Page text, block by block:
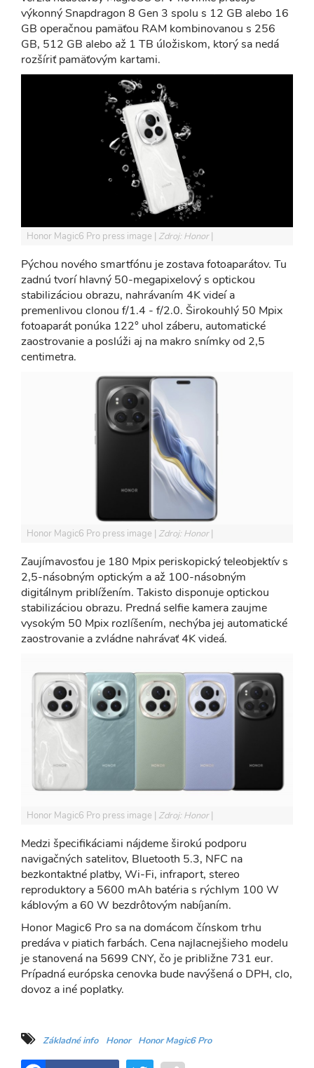
výkonný Snapdragon 8 Gen 3 spolu s 12 GB alebo 16
GB operačnou pamäťou RAM kombinovanou s 256
GB, 512 GB alebo až 1 TB úložiskom, ktorý sa nedá
rozšíriť pamäťovým kartami.
Honor Magic6 Pro press image Zdroj: Honor
Pýchou nového smartfónu je zostava fotoaparátov. Tu
zadnú tvorí hlavný 50-megapixelový s optickou
stabilizáciou obrazu, nahrávaním 4K videí a
premenlivou clonou f/1.4 - f/2.0. Širokouhlý 50 Mpix
fotoaparát ponúka 122° uhol záberu, automatické
zaostrovanie a poslúži aj na makro snímky od 2,5
centimetra.
Honor Magic6 Pro press image Zdroj: Honor
Zaujímavosťou je 180 Mpix periskopický teleobjektív s
2,5-násobným optickým a až 100-násobným
digitálnym priblížením. Takisto disponuje optickou
stabilizáciou obrazu. Predná selfie kamera zaujme
vysokým 50 Mpix rozlíšením, nechýba jej automatické
zaostrovanie a zvládne nahrávať 4K videá.
Honor Magic6 Pro press image Zdroj: Honor
Medzi špecifikáciami nájdeme širokú podporu
navigačných satelitov, Bluetooth 5.3, NFC na
bezkontaktné platby, Wi-Fi, infraport, stereo
reproduktory a 5600 mAh batéria s rýchlym 100 W
káblovým a 60 W bezdrôtovým nabíjaním.
Honor Magic6 Pro sa na domácom čínskom trhu
predáva v piatich farbách. Cena najlacnejšieho modelu
je stanovená na 5699 CNY, čo je približne 731 eur.
Prípadná európska cenovka bude navýšená o DPH, clo,
dovoz a iné poplatky.
Základné info Honor Honor Magic6 Pro